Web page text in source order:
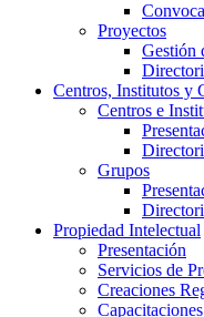
Proyectos
Gestión
Centros, Institutos y
Centros e
Grupos
Propiedad Intelectual
Presentación
Servicios de
Creaciones
Capacitaciones